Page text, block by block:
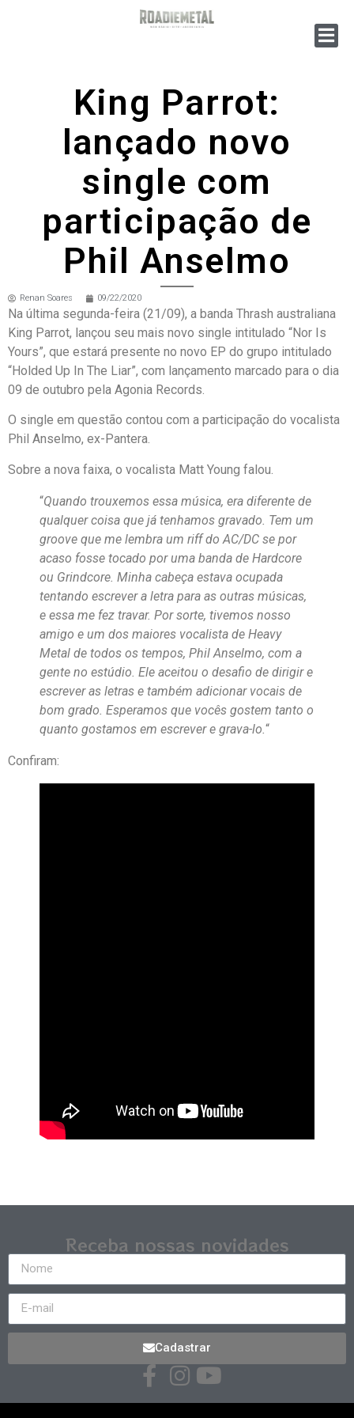
King Parrot:
lançado novo
single com
participação de
Phil Anselmo
Renan Soares 09/22/2020
Na última segunda-feira (21/09), a banda Thrash australiana
King Parrot, lançou seu mais novo single intitulado “Nor Is
Yours”, que estará presente no novo EP do grupo intitulado
“Holded Up In The Liar”, com lançamento marcado para o dia
09 de outubro pela Agonia Records.
O single em questão contou com a participação do vocalista
Phil Anselmo, ex-Pantera.
Sobre a nova faixa, o vocalista Matt Young falou.
“Quando trouxemos essa música, era diferente de
qualquer coisa que já tenhamos gravado. Tem um
groove que me lembra um riff do AC/DC se por
acaso fosse tocado por uma banda de Hardcore
ou Grindcore. Minha cabeça estava ocupada
tentando escrever a letra para as outras músicas,
e essa me fez travar. Por sorte, tivemos nosso
amigo e um dos maiores vocalista de Heavy
Metal de todos os tempos, Phil Anselmo, com a
gente no estúdio. Ele aceitou o desafio de dirigir e
escrever as letras e também adicionar vocais de
bom grado. Esperamos que vocês gostem tanto o
quanto gostamos em escrever e grava-lo. “
Confiram:
Receba nossas novidades
Cadastrar